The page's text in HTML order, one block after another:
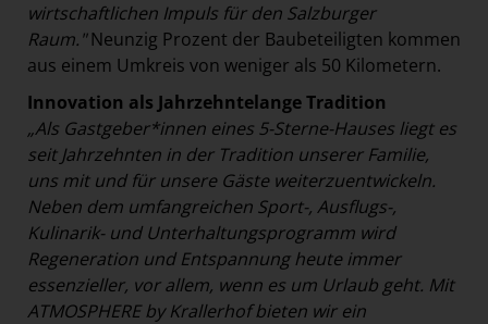
wirtschaftlichen Impuls für den Salzburger
Raum."Neunzig Prozent der Baubeteiligten kommen
aus einem Umkreis von weniger als 50 Kilometern.
Innovation als Jahrzehntelange Tradition
„Als Gastgeber*innen eines 5-Sterne-Hauses liegt es
seit Jahrzehnten in der Tradition unserer Familie,
uns mit und für unsere Gäste weiterzuentwickeln.
Neben dem umfangreichen Sport-, Ausflugs-,
Kulinarik- und Unterhaltungsprogramm wird
Regeneration und Entspannung heute immer
essenzieller, vor allem, wenn es um Urlaub geht. Mit
ATMOSPHERE by Krallerhof bieten wir ein